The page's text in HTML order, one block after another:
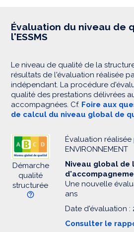
Évaluation du niveau de
l'ESSMS
Le niveau de qualité de la
résultats de l'évaluation réalisée
indépendant. La procédure
qualité des prestations délivrées
accompagnées. Cf. Foire aux
de calcul du niveau global de
Démarche
qualité
structurée
Évaluation réalisée
ENVIRONNEMENT
Niveau global de
Une nouvelle
ans
Date d'évaluation
Consulter le